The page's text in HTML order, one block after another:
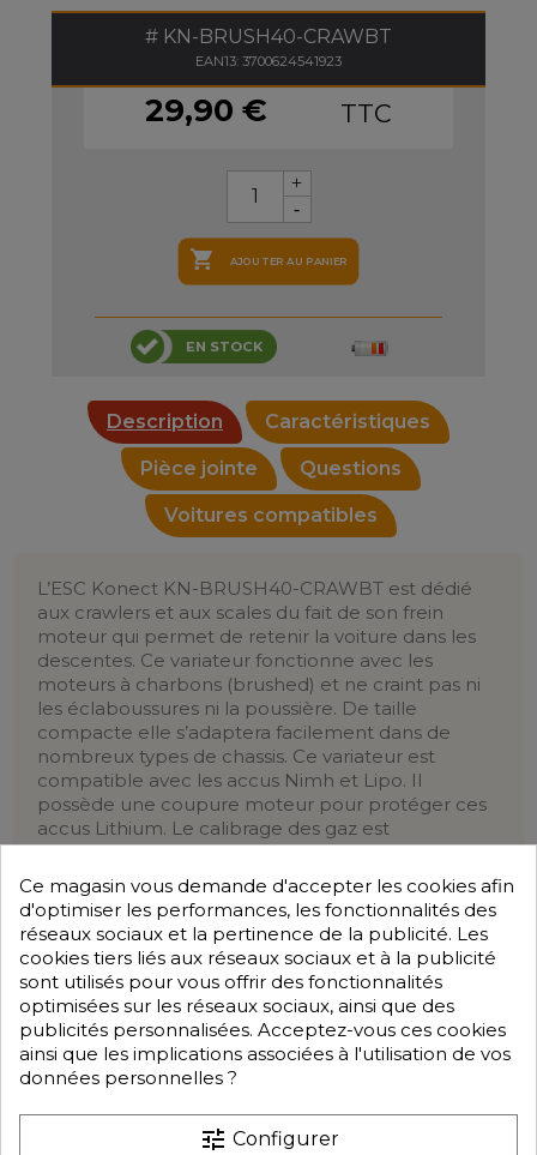
KN-BRUSH40-CRAWBT
EAN13: 3700624541923
29,90 € TTC
 AJOUTER AU PANIER
EN STOCK
Description Caractéristiques
Pièce jointe Questions
Voitures compatibles
L’ESC Konect KN-BRUSH40-CRAWBT est dédié
aux crawlers et aux scales du fait de son frein
moteur qui permet de retenir la voiture dans les
descentes. Ce variateur fonctionne avec les
moteurs à charbons (brushed) et ne craint pas ni
les éclaboussures ni la poussière. De taille
compacte elle s’adaptera facilement dans de
nombreux types de chassis. Ce variateur est
compatible avec les accus Nimh et Lipo. Il
possède une coupure moteur pour protéger ces
accus Lithium. Le calibrage des gaz est
automatiques. Ce variateur fonctionne aussi sur les
bateaux.
Caractéristiques:
- Compatible Moteur charbons type 540 ou 550
- Puissance 40A en continue
- Puissance 180A en pointe
- Résistance 0.0002
- Limite moteur 12T en 2S et 18T en 3S.
- Alimentation 5 à 9 éléments en nimh
- Alimentation 2 à 3S en Lipo (de 7,4V à 11,1v)
Ce magasin vous demande d'accepter les cookies afin
d'optimiser les performances, les fonctionnalités des
réseaux sociaux et la pertinence de la publicité. Les
cookies tiers liés aux réseaux sociaux et à la publicité
sont utilisés pour vous offrir des fonctionnalités
optimisées sur les réseaux sociaux, ainsi que des
publicités personnalisées. Acceptez-vous ces cookies
ainsi que les implications associées à l'utilisation de vos
données personnelles ?
tune Configurer